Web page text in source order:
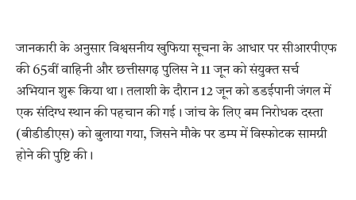
जानकारी के अनुसार विश्वसनीय खुफिया सूचना के आधार पर सीआरपीएफ
की 65वीं वाहिनी और छत्तीसगढ़ पुलिस ने 11 जून को संयुक्त सर्च
अभियान शुरू किया था। तलाशी के दौरान 12 जून को डडईपानी जंगल में
एक संदिग्ध स्थान की पहचान की गई। जांच के लिए बम निरोधक दस्ता
(बीडीडीएस) को बुलाया गया, जिसने मौके पर डम्प में विस्फोटक सामग्री
होने की पुष्टि की।